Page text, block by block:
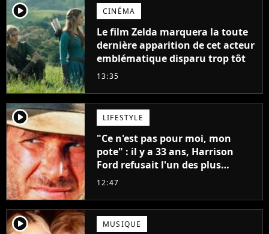
player2 CINÉMA
Le film Zelda marquera la toute
dernière apparition de cet acteur
emblématique disparu trop tôt
13:35
player2 LIFESTYLE
"Ce n'est pas pour moi, mon
pote" : il y a 33 ans, Harrison
Ford refusait l'un des plus
grands succès de tous les temps
12:47
player2 MUSIQUE